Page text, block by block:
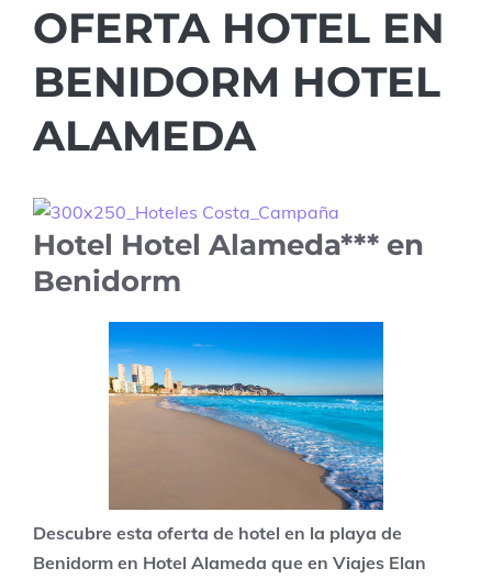
OFERTA HOTEL EN
BENIDORM HOTEL
ALAMEDA
Hotel Hotel Alameda*** en
Benidorm
Descubre esta oferta de hotel en la playa de
Benidorm en Hotel Alameda que en Viajes Elan